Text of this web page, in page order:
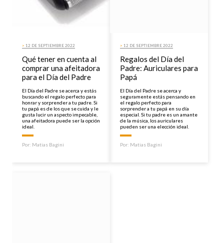
> 12 DE SEPTIEMBRE 2022
Qué tener en cuenta al
comprar una afeitadora
para el Día del Padre
El Día del Padre se acerca y estás
buscando el regalo perfecto para
honrar y sorprender a tu padre. Si
tu papá es de los que se cuida y le
gusta lucir un aspecto impecable,
una afeitadora puede ser la opción
ideal.
Por: Matias Bagini
> 12 DE SEPTIEMBRE 2022
Regalos del Día del
Padre: Auriculares para
Papá
El Día del Padre se acerca y
seguramente estás pensando en
el regalo perfecto para
sorprender a tu papá en su día
especial. Si tu padre es un amante
de la música, los auriculares
pueden ser una elección ideal.
Por: Matias Bagini